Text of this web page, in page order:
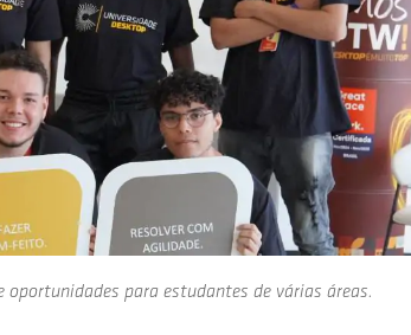
oportunidades para estudantes de várias áreas.